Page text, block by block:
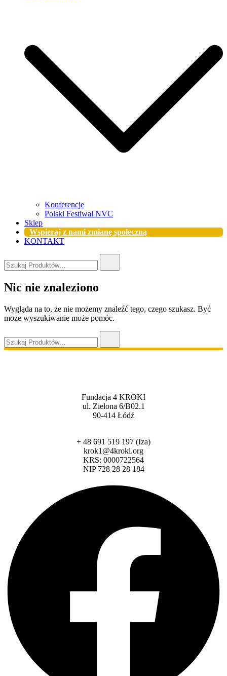
Konferencje
Polski Festiwal NVC
Sklep
Wspieraj z nami zmianę społeczną
KONTAKT
Szukaj:
Nic nie znaleziono
Wygląda na to, że nie możemy znaleźć tego, czego szukasz. Być
może wyszukiwanie może pomóc.
Fundacja 4 KROKI
ul. Zielona 6/B02.1
90-414 Łódź
+ 48 691 519 197 (Iza)
krok1@4kroki.org
KRS: 0000722564
NIP 728 28 28 184